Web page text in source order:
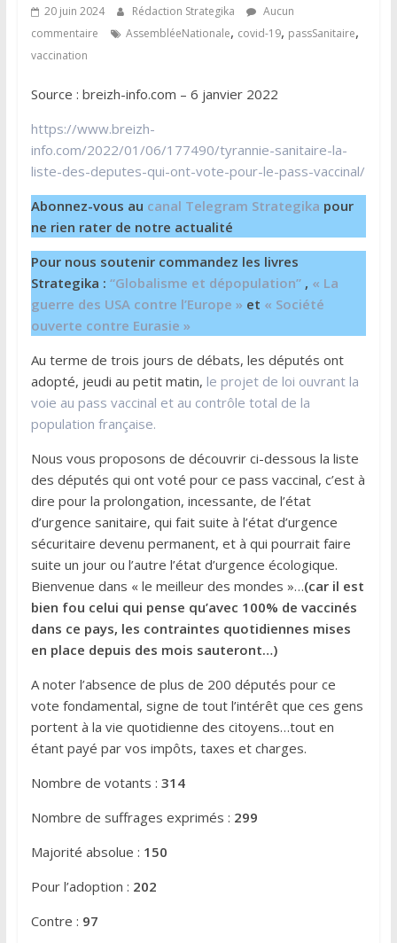
20 juin 2024 Rédaction Strategika
Aucun
commentaire
AssembléeNationale, covid-19, passSanitaire,
vaccination
Source : breizh-info.com – 6 janvier 2022
https://www.breizh-
info.com/2022/01/06/177490/tyrannie-sanitaire-la-
liste-des-deputes-qui-ont-vote-pour-le-pass-vaccinal/
Abonnez-vous au canal Telegram Strategika pour
ne rien rater de notre actualité
Pour nous soutenir commandez les livres
Strategika : “Globalisme et dépopulation”, « La
guerre des USA contre l’Europe » et « Société
ouverte contre Eurasie »
Au terme de trois jours de débats, les députés ont
adopté, jeudi au petit matin, le projet de loi ouvrant la
voie au pass vaccinal et au contrôle total de la
population française.
Nous vous proposons de découvrir ci-dessous la liste
des députés qui ont voté pour ce pass vaccinal, c’est à
dire pour la prolongation, incessante, de l’état
d’urgence sanitaire, qui fait suite à l’état d’urgence
sécuritaire devenu permanent, et à qui pourrait faire
suite un jour ou l’autre l’état d’urgence écologique.
Bienvenue dans « le meilleur des mondes »…(car il est
bien fou celui qui pense qu’avec 100% de vaccinés
dans ce pays, les contraintes quotidiennes mises
en place depuis des mois sauteront…)
A noter l’absence de plus de 200 députés pour ce
vote fondamental, signe de tout l’intérêt que ces gens
portent à la vie quotidienne des citoyens…tout en
étant payé par vos impôts, taxes et charges.
Nombre de votants : 314
Nombre de suffrages exprimés : 299
Majorité absolue : 150
Pour l’adoption : 202
Contre : 97